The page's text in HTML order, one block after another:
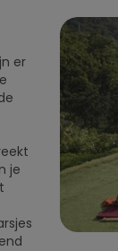
er
je